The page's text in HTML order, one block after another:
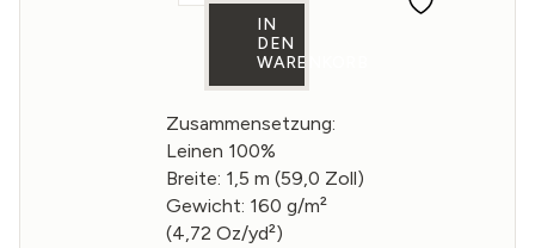
IN
DEN
WARENKORB
Zusammensetzung:
Leinen 100%
Breite: 1,5 m (59,0 Zoll)
Gewicht: 160 g/m²
(4,72 Oz/yd²)